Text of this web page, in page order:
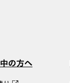
の方へ